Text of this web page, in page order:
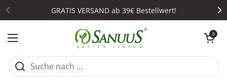
GRATIS VERSAND ab 39€ Bestellwert!
Menü öffnen
Warenkorb
0